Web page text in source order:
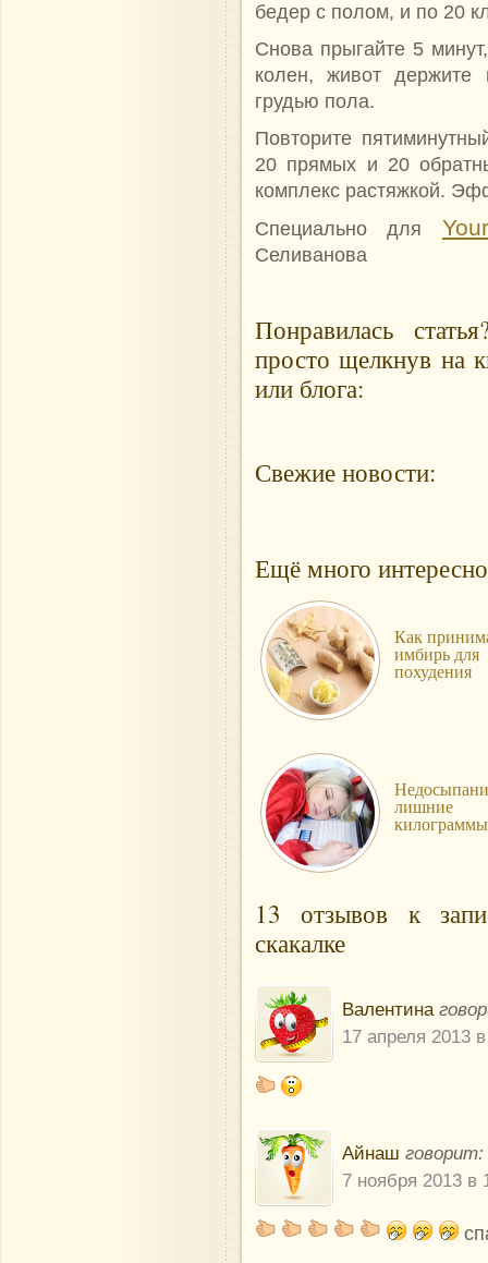
бедер с полом, и по 20
Снова прыгайте 5
колен, живот держите
грудью пола.
Повторите
20 прямых и 20
комплекс растяжкой.
Специально для
Селиванова
Понравилась
просто щелкнув на
или блога:
Свежие новости:
Ещё много
Как
имбирь для
похудения
лишние
килограммы
13 отзывов к
скакалке
Валентина
17 апреля 2013
Айнаш говорит:
7 ноября 2013 в